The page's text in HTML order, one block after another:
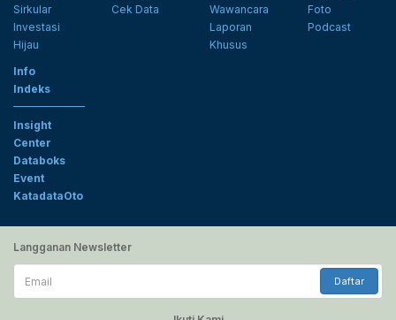
Sirkular
Investasi
Hijau
Cek Data
Wawancara
Laporan
Khusus
Foto
Podcast
Info
Indeks
Insight
Center
Databoks
Event
KatadataOto
Langganan Newsletter
Email
Daftar